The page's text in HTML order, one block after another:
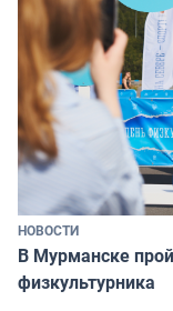
НОВОСТИ
В Мурманске
физкультурника